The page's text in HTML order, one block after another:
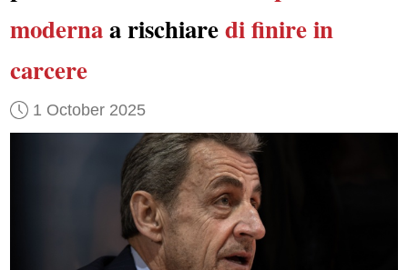
modernaa rischiaredi finire in
carcere
1 October 2025